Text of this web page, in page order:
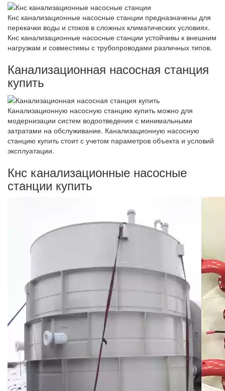
Кнс канализационные насосные станции предназначены для
перекачки воды и стоков в сложных климатических условиях.
Кнс канализационные насосные станции устойчивы к внешним
нагрузкам и совместимы с трубопроводами различных типов.
Канализационная насосная станция
купить
Канализационную насосную станцию купить можно для
модернизации систем водоотведения с минимальными
затратами на обслуживание. Канализационную насосную
станцию купить стоит с учетом параметров объекта и условий
эксплуатации.
Кнс канализационные насосные
станции купить